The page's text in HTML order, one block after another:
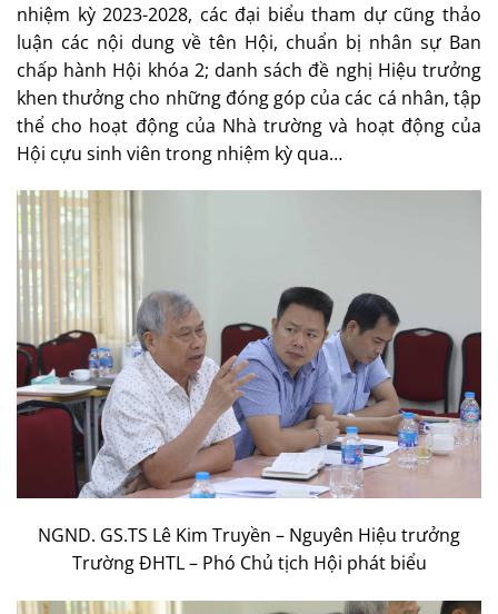
nhiệm kỳ 2023-2028, các đại biểu tham dự cũng thảo
luận các nội dung về tên Hội, chuẩn bị nhân sự Ban
chấp hành Hội khóa 2; danh sách đề nghị Hiệu trưởng
khen thưởng cho những đóng góp của các cá nhân, tập
thể cho hoạt động của Nhà trường và hoạt động của
Hội cựu sinh viên trong nhiệm kỳ qua…
NGND. GS.TS Lê Kim Truyền – Nguyên Hiệu trưởng
Trường ĐHTL – Phó Chủ tịch Hội phát biểu